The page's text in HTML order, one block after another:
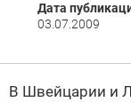
Дата
03.07.2009
В Швейцарии и